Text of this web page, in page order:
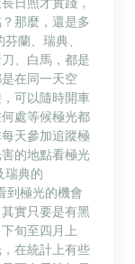
那麼，還是多
蘭、瑞典、
、白馬，都是
在同一天空
可以隨時開車
處等候極光都
天參加追蹤極
的地點看極光
瑞典的
到極光的機會
實只要是有黑
旬至四月上
在統計上有些